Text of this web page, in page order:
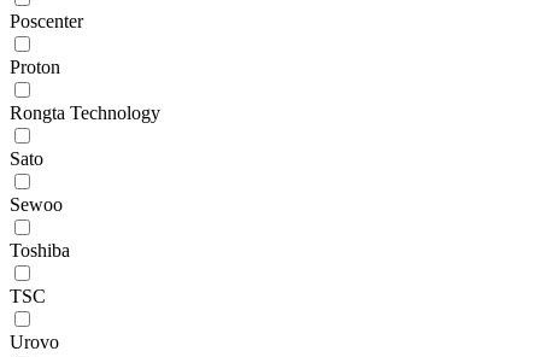
Poscenter
Proton
Rongta Technology
Sato
Sewoo
Toshiba
TSC
Urovo